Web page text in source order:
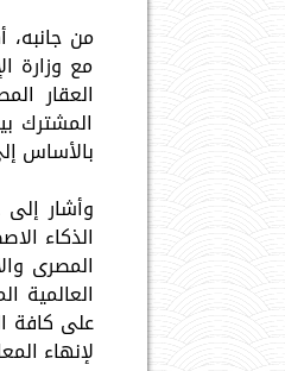
من جانبه،
مع وزارة
العقار
المشترك
بالأساس
وأشار إلى
الذكاء
المصرى
العالمية
على كافة
لإنهاء